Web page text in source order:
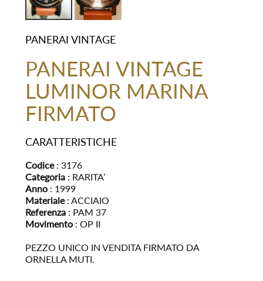
PANERAI VINTAGE
PANERAI VINTAGE
LUMINOR MARINA
FIRMATO
CARATTERISTICHE
Codice: 3176
Categoria: RARITA’
Anno: 1999
Materiale: ACCIAIO
Referenza: PAM 37
Movimento: OP II
PEZZO UNICO IN VENDITA FIRMATO DA
ORNELLA MUTI.